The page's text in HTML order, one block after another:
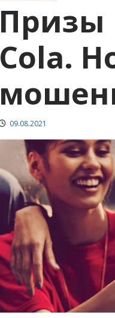
Призы
Cola.
09.08.2021